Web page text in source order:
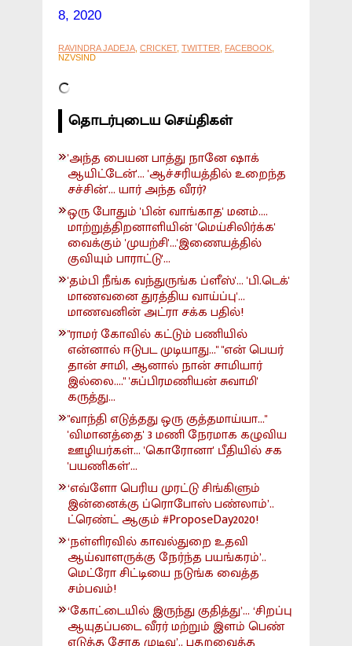
8, 2020
RAVINDRA JADEJA, CRICKET, TWITTER, FACEBOOK,
NZVSIND
தொடர்புடைய செய்திகள்
'அந்த பையன பாத்து நானே ஷாக்
ஆயிட்டேன்'... 'ஆச்சரியத்தில் உறைந்த
சச்சின்'... யார் அந்த வீரர்?
ஒரு போதும் 'பின் வாங்காத' மனம்....
மாற்றுத்திறனாளியின் 'மெய்சிலிர்க்க'
வைக்கும் 'முயற்சி'...'இணையத்தில்
குவியும் பாராட்டு'...
'தம்பி நீங்க வந்துருங்க ப்ளீஸ்'... 'பி.டெக்'
மாணவனை துரத்திய வாய்ப்பு'...
மாணவனின் அட்ரா சக்க பதில்!
"ராமர் கோவில் கட்டும் பணியில்
என்னால் ஈடுபட முடியாது..." "என் பெயர்
தான் சாமி, ஆனால் நான் சாமியார்
இல்லை...." 'சுப்பிரமணியன் சுவாமி'
கருத்து...
"வாந்தி எடுத்தது ஒரு குத்தமாய்யா..."
'விமானத்தை' 3 மணி நேரமாக கழுவிய
ஊழியர்கள்... 'கொரோனா' பீதியில் சக
'பயணிகள்'...
‘எவ்ளோ பெரிய முரட்டு சிங்கிளும்
இன்னைக்கு ப்ரொபோஸ் பண்லாம்’..
ட்ரெண்ட் ஆகும் #ProposeDay2020!
‘நள்ளிரவில் காவல்துறை உதவி
ஆய்வாளருக்கு நேர்ந்த பயங்கரம்’..
மெட்ரோ சிட்டியை நடுங்க வைத்த
சம்பவம்!
‘கோட்டையில் இருந்து குதித்து’... ‘சிறப்பு
ஆயுதப்படை வீரர் மற்றும் இளம் பெண்